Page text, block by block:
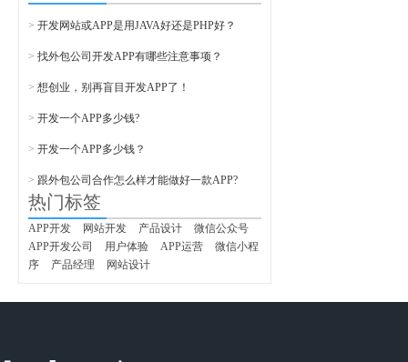
> 开发网站或APP是用JAVA好还是PHP好？
> 找外包公司开发APP有哪些注意事项？
> 想创业，别再盲目开发APP了！
> 开发一个APP多少钱?
> 开发一个APP多少钱？
> 跟外包公司合作怎么样才能做好一款APP?
热门标签
APP开发 网站开发 产品设计
微信公众号
APP开发公司
用户体验 APP运营
微信小程
序
产品经理 网站设计